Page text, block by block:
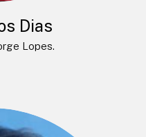
Dias
Lopes.